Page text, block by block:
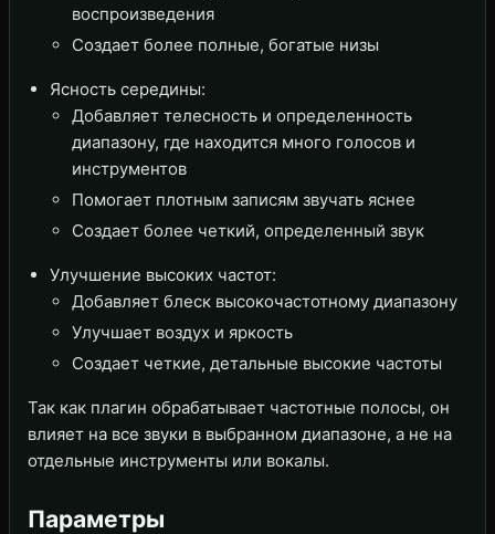
воспроизведения
Создает более полные, богатые низы
Ясность середины:
Добавляет телесность и определенность
диапазону, где находится много голосов и
инструментов
Помогает плотным записям звучать яснее
Создает более четкий, определенный звук
Улучшение высоких частот:
Добавляет блеск высокочастотному диапазону
Улучшает воздух и яркость
Создает четкие, детальные высокие частоты
Так как плагин обрабатывает частотные полосы, он
влияет на все звуки в выбранном диапазоне, а не на
отдельные инструменты или вокалы.
Параметры